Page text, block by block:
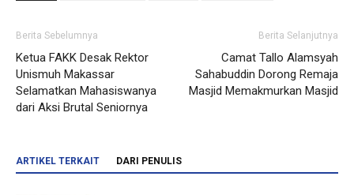
Berita Sebelumnya
Ketua FAKK Desak Rektor
Unismuh Makassar
Selamatkan Mahasiswanya
dari Aksi Brutal Seniornya
Berita Selanjutnya
Camat Tallo Alamsyah
Sahabuddin Dorong Remaja
Masjid Memakmurkan Masjid
ARTIKEL TERKAIT DARI PENULIS